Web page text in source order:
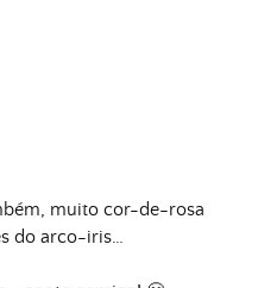
muito cor-de-rosa
do arco-iris…